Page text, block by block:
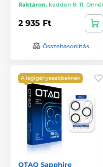
Raktáron, kedden 8. 11. Önnél
2 935 Ft
Összehasonlítás
A legigényesebbeknek
OTAO Sapphire